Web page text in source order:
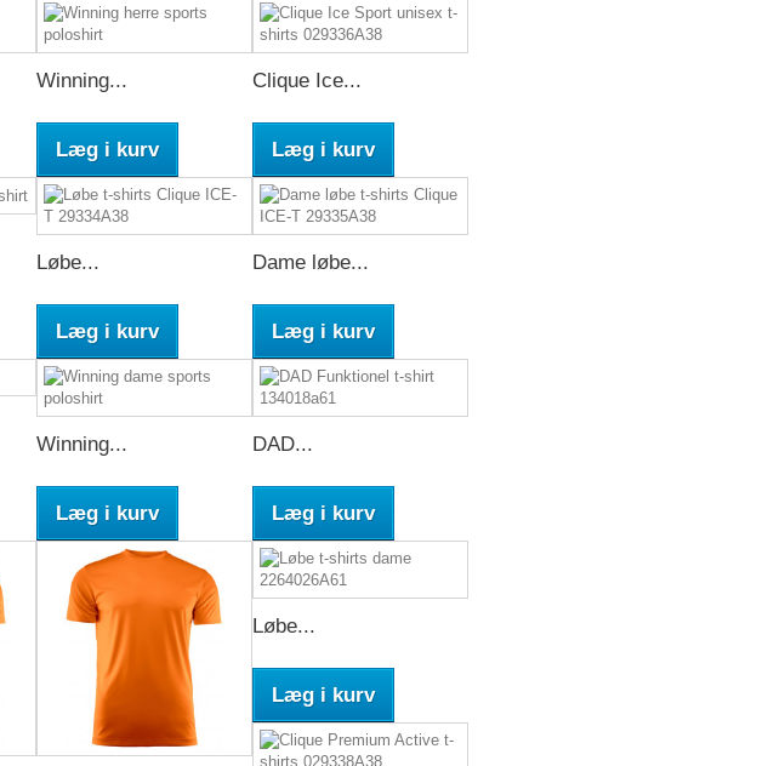
Winning...
Læg i kurv
Clique Ice...
Læg i kurv
Løbe...
Læg i kurv
Dame løbe...
Læg i kurv
Winning...
Læg i kurv
DAD...
Læg i kurv
Løbe...
Læg i kurv